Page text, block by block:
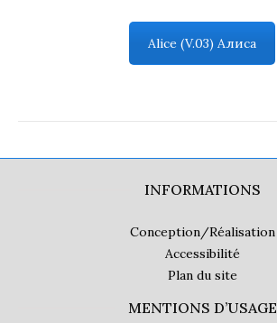
Alice (V.03) Алиса
INFORMATIONS
Conception/Réalisation
Accessibilité
Plan du site
MENTIONS D’USAGE